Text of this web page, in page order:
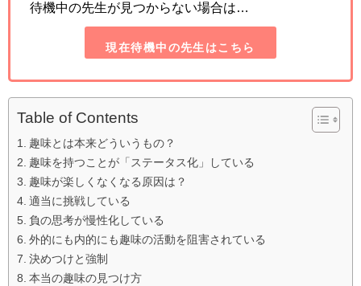
待機中の先生が見つからない場合は…
現在待機中の先生はこちら
Table of Contents
趣味とは本来どういうもの？
趣味を持つことが「ステータス化」している
趣味が楽しくなくなる原因は？
適当に挑戦している
負の思考が慢性化している
外的にも内的にも趣味の活動を阻害されている
決めつけと強制
本当の趣味の見つけ方